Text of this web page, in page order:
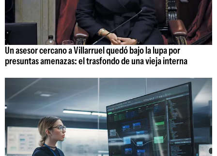
Un asesor cercano a Villarruel quedó bajo la lupa por
presuntas amenazas: el trasfondo de una vieja interna